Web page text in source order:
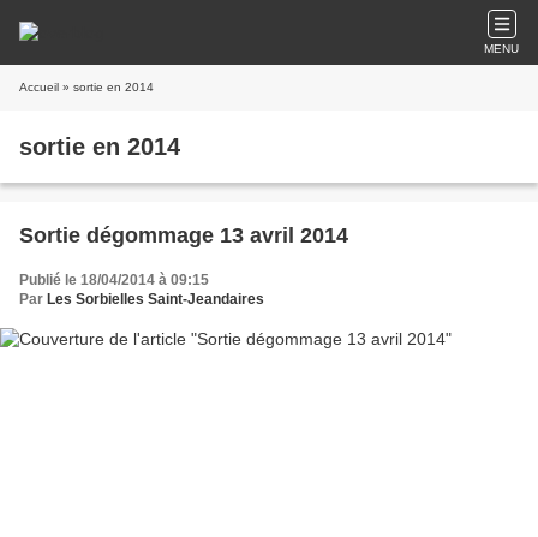
MENU
Accueil » sortie en 2014
sortie en 2014
Sortie dégommage 13 avril 2014
Publié le 18/04/2014 à 09:15
Par Les Sorbielles Saint-Jeandaires